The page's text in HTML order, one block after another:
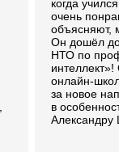
когда
очень
объясняют,
Он дошёл
НТО по
онлайн-
за новое
в
Александру